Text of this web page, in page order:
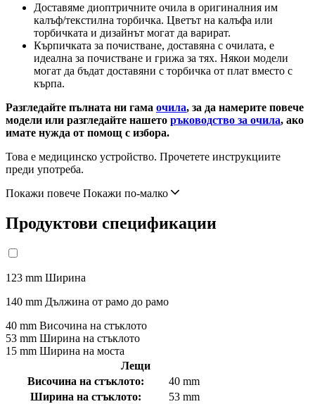
Доставяме диоптричните очила в оригиналния им
калъф/текстилна торбичка. Цветът на калъфа или
торбичката и дизайнът могат да варират.
Кърпичката за почистване, доставяна с очилата, е
идеална за почистване и грижа за тях. Някои модели
могат да бъдат доставяни с торбичка от плат вместо с
кърпа.
Разгледайте пълната ни гама очила, за да намерите повече
модели или разгледайте нашето ръководство за очила, ако
имате нужда от помощ с избора.
Това е медицинско устройство. Прочетете инструкциите
преди употреба.
Покажи повече Покажи по-малко
Продуктови спецификации
123 mm Ширина
140 mm Дължина от рамо до рамо
40 mm Височина на стъклото
53 mm Ширина на стъклото
15 mm Ширина на моста
Лещи
Височина на стъклото:
40 mm
Ширина на стъклото:
53 mm